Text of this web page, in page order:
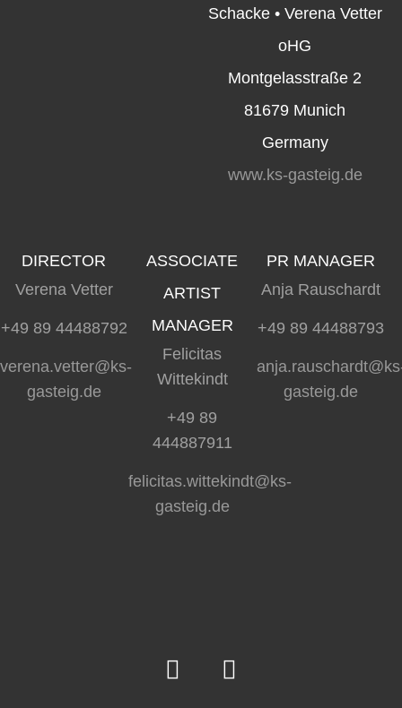
Schacke • Verena Vetter
oHG
Montgelasstraße 2
81679 Munich
Germany
www.ks-gasteig.de
DIRECTOR
Verena Vetter
+49 89 44488792
verena.vetter@ks-
gasteig.de
ASSOCIATE
ARTIST
MANAGER
Felicitas
Wittekindt
+49 89
444887911
felicitas.wittekindt@ks-
gasteig.de
PR MANAGER
Anja Rauschardt
+49 89 44488793
gasteig.de